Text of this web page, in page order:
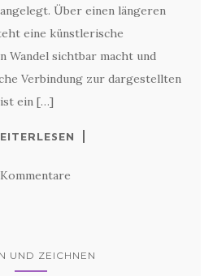
Über einen längeren
eine künstlerische
Wandel sichtbar macht und
Verbindung zur dargestellten
ein […]
UND ZEICHNEN